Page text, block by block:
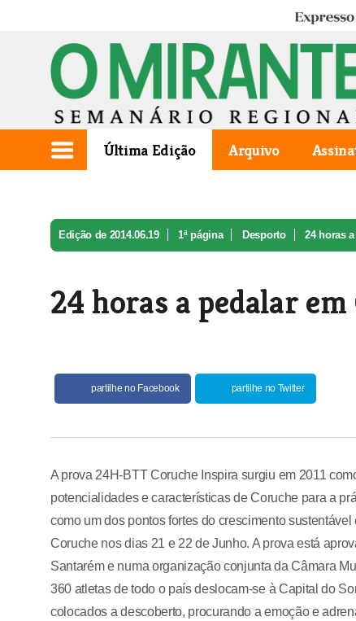
Expresso
Última Edição Arquivo
Edição de 2014.06.19 1ª página Desporto 24 horas
24 horas a pedalar em
partilhe no Facebook partilhe no Twitter
A prova 24H-BTT Coruche Inspira surgiu em 2011
potencialidades e características de Coruche para a
como um dos pontos fortes do crescimento
Coruche nos dias 21 e 22 de Junho. A prova está
Santarém e numa organização conjunta da Câmara
360 atletas de todo o país deslocam-se à Capital do
colocados a descoberto, procurando a emoção e